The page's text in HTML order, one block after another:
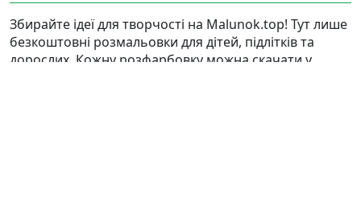
Збирайте ідеї для творчості на Malunok.top! Тут лише
безкоштовні розмальовки для дітей, підлітків та
дорослих. Кожну розфарбовку можна скачати у